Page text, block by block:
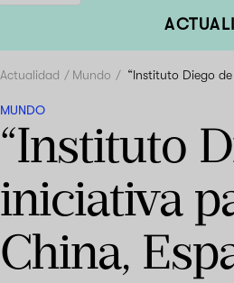
Actualidad Mundo “Instituto Diego
MUNDO
“Instituto
iniciativa
China,